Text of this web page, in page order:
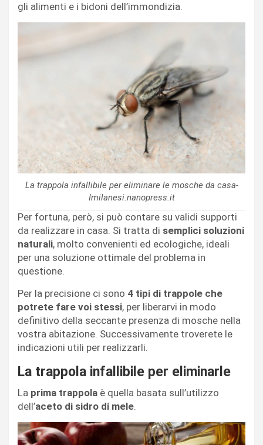
gli alimenti e i bidoni dell’immondizia.
La trappola infallibile per eliminare le mosche da casa-
Imilanesi.nanopress.it
Per fortuna, però, si può contare su validi supporti
da realizzare in casa. Si tratta di semplici soluzioni
naturali, molto convenienti ed ecologiche, ideali
per una soluzione ottimale del problema in
questione.
Per la precisione ci sono 4 tipi di trappole che
potrete fare voi stessi, per liberarvi in modo
definitivo della seccante presenza di mosche nella
vostra abitazione. Successivamente troverete le
indicazioni utili per realizzarli.
La trappola infallibile per eliminarle
La prima trappola è quella basata sull’utilizzo
dell’aceto di sidro di mele.